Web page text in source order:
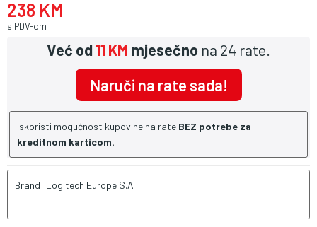
238 KM
s PDV-om
Već od11 KM mjesečno na 24 rate.
Naruči na rate sada!
Iskoristi mogućnost kupovine na rate BEZ potrebe za
kreditnom karticom.
Brand: Logitech Europe S.A